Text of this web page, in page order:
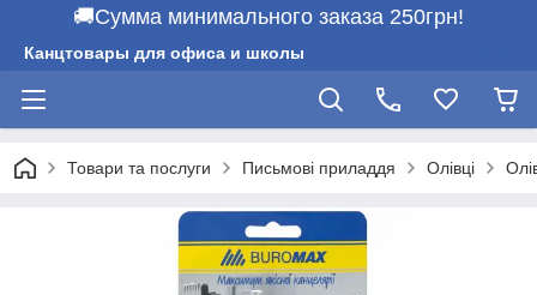
🚚Сумма минимального заказа 250грн!
Канцтовары для офиса и школы
Товари та послуги Письмові приладдя Олівці